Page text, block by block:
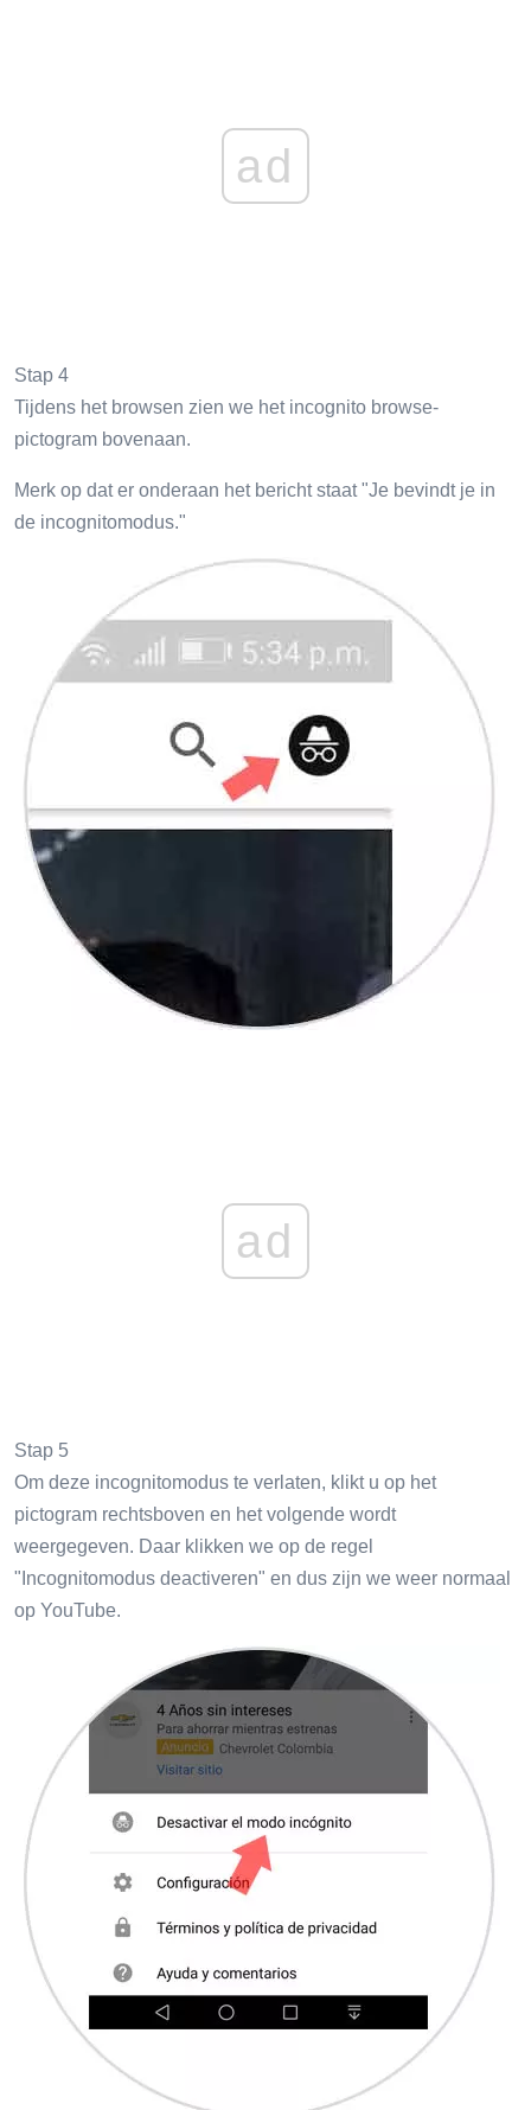
ad
Stap 4
Tijdens het browsen zien we het incognito browse-
pictogram bovenaan.
Merk op dat er onderaan het bericht staat "Je bevindt je in
de incognitomodus."
ad
Stap 5
Om deze incognitomodus te verlaten, klikt u op het
pictogram rechtsboven en het volgende wordt
weergegeven. Daar klikken we op de regel
"Incognitomodus deactiveren" en dus zijn we weer normaal
op YouTube.